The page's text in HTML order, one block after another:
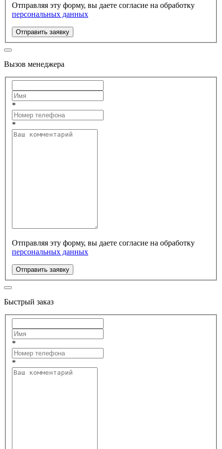
Отправляя эту форму, вы даете согласие на обработку
персональных данных
Отправить заявку
Вызов менеджера
*
*
Отправляя эту форму, вы даете согласие на обработку
персональных данных
Отправить заявку
Быстрый заказ
*
*